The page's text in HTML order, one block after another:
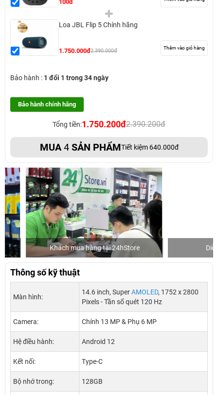
100đ
Loa JBL Flip 5 Chính hãng
1.750.000đ2.390.000đ Thêm vào giỏ hàng
Bảo hành : 1 đổi 1 trong 34 ngày
Bảo hành chính hãng
Tổng tiền:1.750.200đ2.390.200đ
MUA4SẢN PHẨMTiết kiệm 640.000đ
Khách mua hàng tại 24hStore Diễn viên
Thông số kỹ thuật
Màn hình:
14.6 inch, SuperAMOLED, 1752 x 2800
Pixels - Tần số quét 120 Hz
Camera: Chính 13 MP & Phụ 6 MP
Hệ điều hành: Android 12
Kết nối: Type-C
Bộ nhớ trong: 128GB